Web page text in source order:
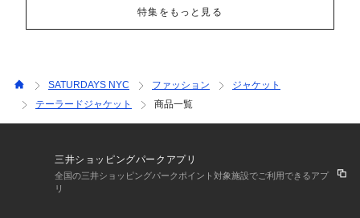
特集をもっと見る
SATURDAYS NYC ファッション
ジャケット
テーラードジャケット
商品一覧
三井ショッピングパークアプリ
全国の三井ショッピングパークポイント対象施設でご利用できるアプ
リ